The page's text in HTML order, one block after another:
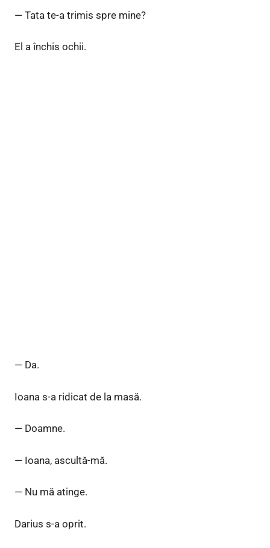
— Tata te-a trimis spre mine?
El a închis ochii.
— Da.
Ioana s-a ridicat de la masă.
— Doamne.
— Ioana, ascultă-mă.
— Nu mă atinge.
Darius s-a oprit.